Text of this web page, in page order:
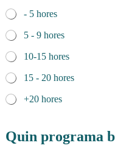
- 5 hores
5 - 9 hores
10-15 hores
15 - 20 hores
+20 hores
Quin programa